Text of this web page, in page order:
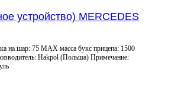
устройство) MERCEDES
на шар: 75 MAX масса букс прицепа: 1500
Hakpol (Польша) Примечание: